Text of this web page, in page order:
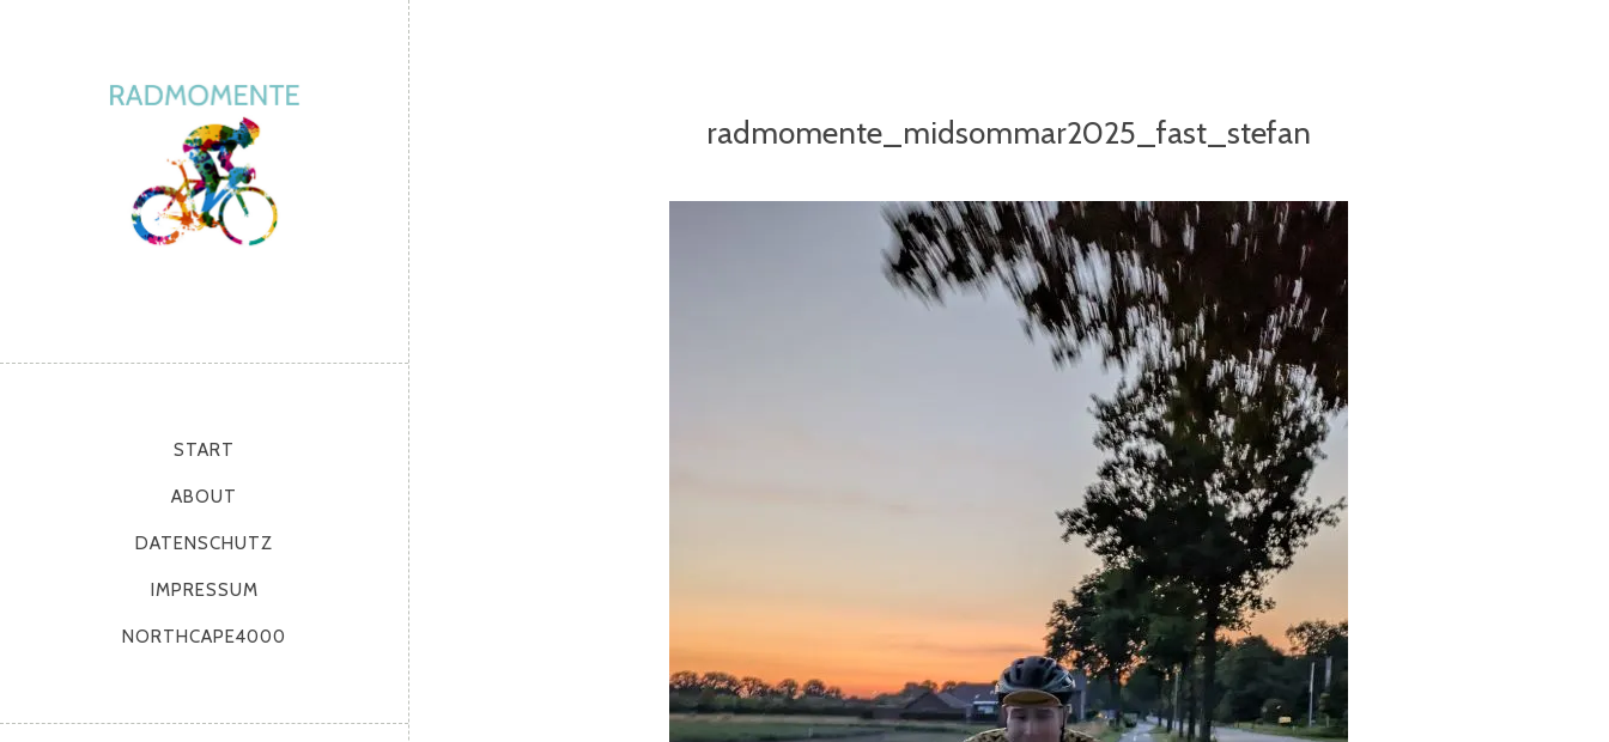
START
ABOUT
DATENSCHUTZ
IMPRESSUM
NORTHCAPE4000
radmomente_midsommar2025_fast_stefan